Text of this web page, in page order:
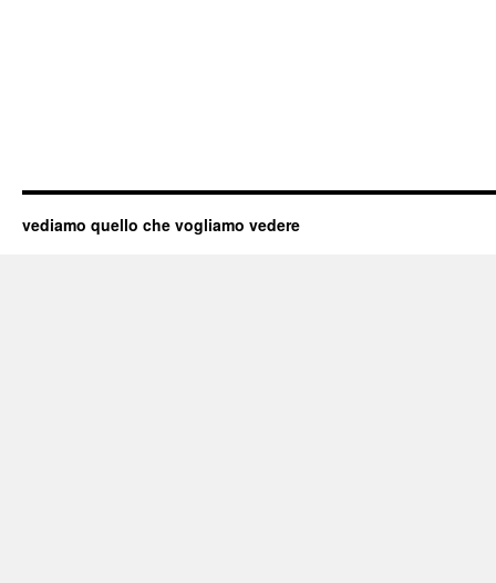
vediamo quello che vogliamo vedere